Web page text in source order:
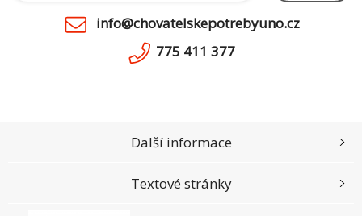
šedá, červeno/šedá, šedo/info@chovatelskepotrebyuno.cz
775 411 377
Další informace
Textové stránky